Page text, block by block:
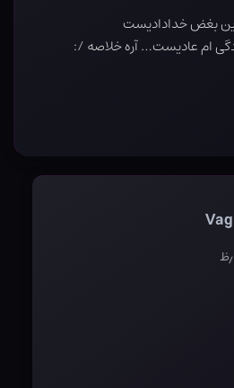
بغض خدادادیست
ام عادیست… آره خلاصه /: